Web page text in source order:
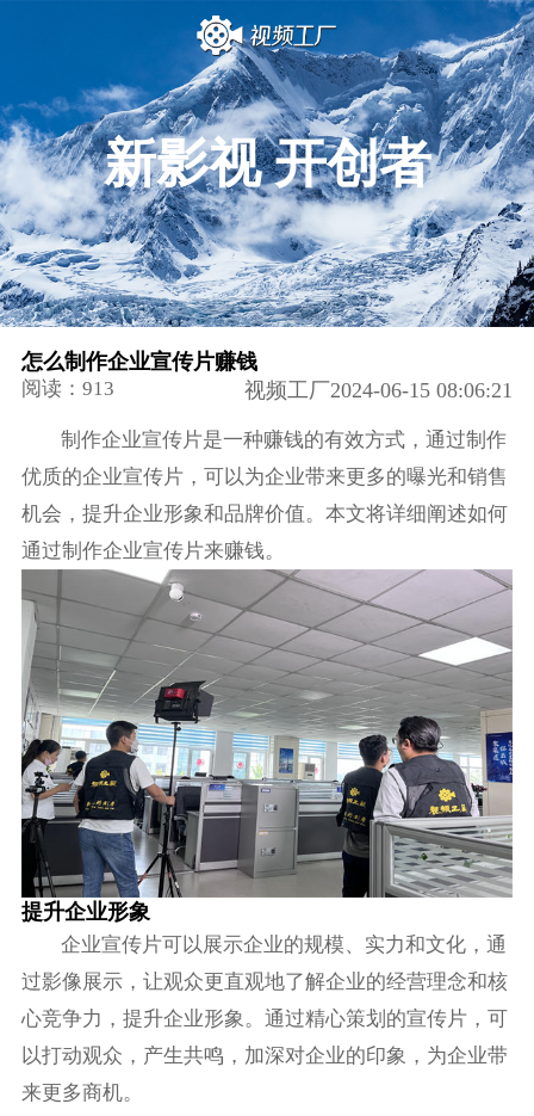
新影视 开创者
怎么制作企业宣传片赚钱
阅读：913 视频工厂2024-06-15 08:06:21
制作企业宣传片是一种赚钱的有效方式，通过制作
优质的企业宣传片，可以为企业带来更多的曝光和销售
机会，提升企业形象和品牌价值。本文将详细阐述如何
通过制作企业宣传片来赚钱。
提升企业形象
企业宣传片可以展示企业的规模、实力和文化，通
过影像展示，让观众更直观地了解企业的经营理念和核
心竞争力，提升企业形象。通过精心策划的宣传片，可
以打动观众，产生共鸣，加深对企业的印象，为企业带
来更多商机。